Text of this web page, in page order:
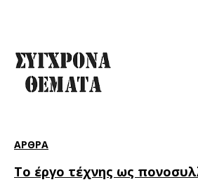
ΆΡΘΡΑ
Το έργο τέχνης ως